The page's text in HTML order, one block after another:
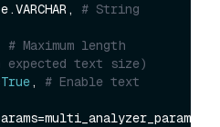
# String
# Maximum length
expected text size)
True, # Enable text